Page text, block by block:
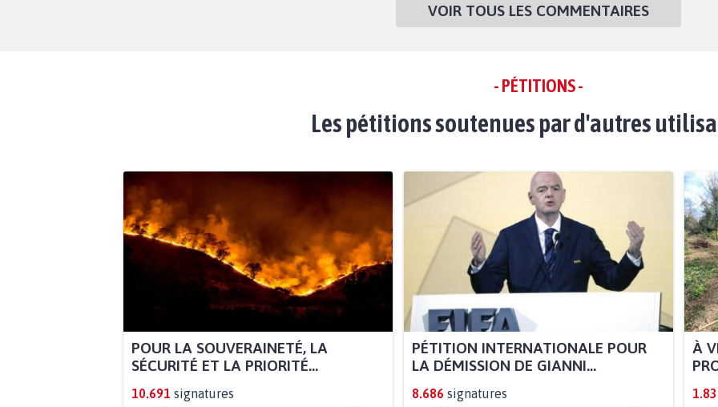
VOIR TOUS LES COMMENTAIRES
- PÉTITIONS -
Les pétitions soutenues par d'autres
POUR LA SOUVERAINETÉ, LA
SÉCURITÉ ET LA PRIORITÉ...
10.691 signatures
PÉTITION INTERNATIONALE POUR
LA DÉMISSION DE GIANNI...
8.686 signatures
À